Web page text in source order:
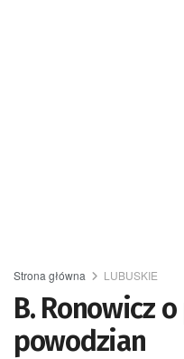
Strona główna LUBUSKIE
B. Ronowicz
powodzian